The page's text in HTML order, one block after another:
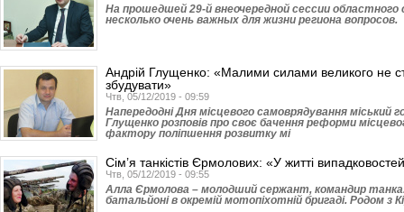
На прошедшей 29-й внеочередной сессии
несколько очень важных для жизни региона вопросов.
Андрій Глущенко: «Малими силами великого не
збудувати»
Чтв, 05/12/2019 - 09:59
Напередодні Дня місцевого самоврядування міський
Глущенко розповів про своє бачення реформи
фактору поліпшення розвитку мі
Сім’я танкістів Єрмолових: «У житті
Чтв, 05/12/2019 - 09:55
Алла Єрмолова – молодший сержант, командир
батальйоні в окремій мотопіхотній бригаді. Родом з